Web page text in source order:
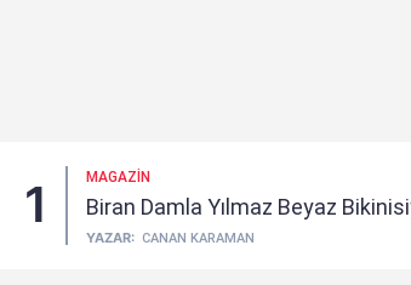
1 MAGAZIN
Biran Damla Yılmaz Beyaz
YAZAR: CANAN KARAMAN